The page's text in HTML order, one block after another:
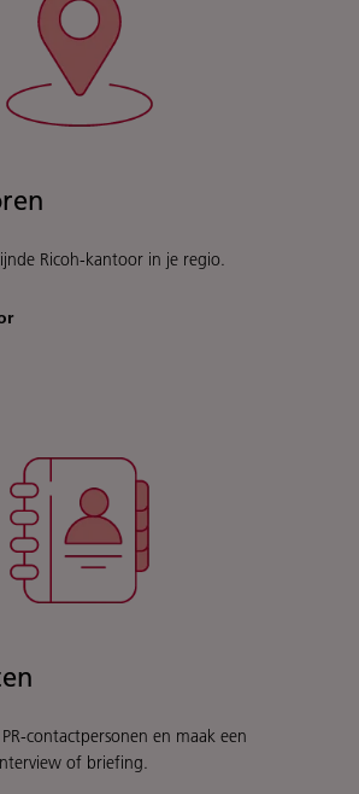
Ricoh-kantoor in je regio.
contactpersonen en maak een
of briefing.